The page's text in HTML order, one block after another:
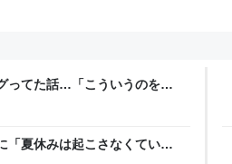
ってた話…「こういうのを晒
」という正規サービスだと
「夏休みは起こさなくてい